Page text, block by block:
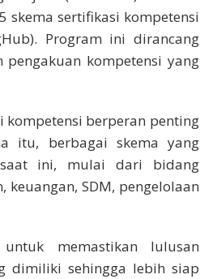
skema sertifikasi kompetensi
Program ini dirancang
kompetensi yang
kompetensi berperan penting
itu, berbagai skema yang
saat ini, mulai dari bidang
SDM, pengelolaan
memastikan lulusan
dimiliki sehingga lebih siap